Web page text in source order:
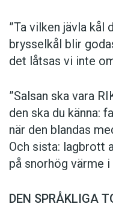
”Ta vilken jävla kål
brysselkål blir
det låtsas vi inte
”Salsan ska vara
den ska du känna:
när den blandas
Och sista: lagbrott
på snorhög värme i
DEN SPRÅKLIGA